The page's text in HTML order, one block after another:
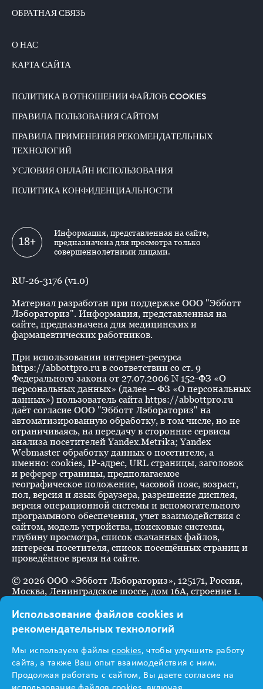
ОБРАТНАЯ СВЯЗЬ
О НАС
КАРТА САЙТА
ПОЛИТИКА В ОТНОШЕНИИ ФАЙЛОВ COOKIES
ПРАВИЛА ПОЛЬЗОВАНИЯ САЙТОМ
ПРАВИЛА ПРИМЕНЕНИЯ РЕКОМЕНДАТЕЛЬНЫХ
ТЕХНОЛОГИЙ
УСЛОВИЯ ОНЛАЙН ИСПОЛЬЗОВАНИЯ
ПОЛИТИКА КОНФИДЕНЦИАЛЬНОСТИ
18+
Информация, представленная на сайте,
предназначена для просмотра только
совершеннолетними лицами.
RU-26-3176 (v1.0)
Материал разработан при поддержке ООО "Эбботт
Лэбораториз". Информация, представленная на
сайте, предназначена для медицинских и
фармацевтических работников.
При использовании интернет-ресурса
https://abbottpro.ru в соответствии со ст. 9
Федерального закона от 27.07.2006 N 152-ФЗ «О
персональных данных» (далее – ФЗ «О персональных
данных») пользователь сайта https://abbottpro.ru
даёт согласие ООО "Эбботт Лэбораториз" на
автоматизированную обработку, в том числе, но не
ограничиваясь, на передачу в сторонние сервисы
анализа посетителей Yandex.Metrika; Yandex
Webmaster обработку данных о посетителе, а
именно: cookies, IP-адрес, URL страницы, заголовок
и реферер страницы, предполагаемое
географическое положение, часовой пояс, возраст,
пол, версия и язык браузера, разрешение дисплея,
версия операционной системы и вспомогательного
программного обеспечения, учет взаимодействия с
сайтом, модель устройства, поисковые системы,
глубину просмотра, список скачанных файлов,
интересы посетителя, список посещённых страниц и
проведённое время на сайте.
© 2026 ООО «Эбботт Лэбораториз», 125171, Россия,
Москва, Ленинградское шоссе, дом 16А, строение 1.
Информация
предназначена для
Использование файлов cookies и
рекомендательных технологий
Мы используем файлыcookies, чтобы улучшить работу
сайта, а также Ваш опыт взаимодействия с ним.
Продолжая работать с сайтом, Вы даете согласие на